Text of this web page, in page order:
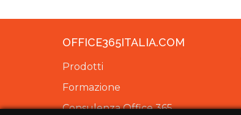
OFFICE365ITALIA.COM
Prodotti
Formazione
Consulenza Office 365